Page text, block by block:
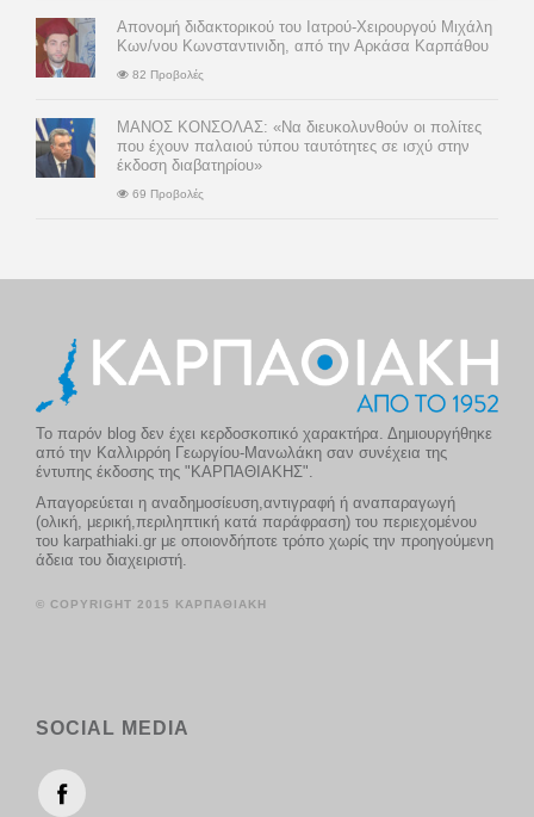
Απονομή διδακτορικού του Ιατρού-Χειρουργού Μιχάλη
Κων/νου Κωνσταντινιδη, από την Αρκάσα Καρπάθου
82 Προβολές
ΜΑΝΟΣ ΚΟΝΣΟΛΑΣ: «Να διευκολυνθούν οι πολίτες
που έχουν παλαιού τύπου ταυτότητες σε ισχύ στην
έκδοση διαβατηρίου»
69 Προβολές
Το παρόν blog δεν έχει κερδοσκοπικό χαρακτήρα. Δημιουργήθηκε
από την Καλλιρρόη Γεωργίου-Μανωλάκη σαν συνέχεια της
έντυπης έκδοσης της "ΚΑΡΠΑΘΙΑΚΗΣ".
Απαγορεύεται η αναδημοσίευση,αντιγραφή ή αναπαραγωγή
(ολική, μερική,περιληπτική κατά παράφραση) του περιεχομένου
του karpathiaki.gr με οποιονδήποτε τρόπο χωρίς την προηγούμενη
άδεια του διαχειριστή.
© COPYRIGHT 2015 ΚΑΡΠΑΘΙΑΚΗ
SOCIAL MEDIA